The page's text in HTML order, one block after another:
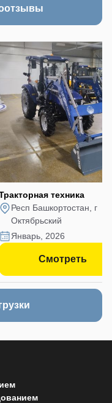
техника
Респ Башкортостан, г
Октябрьский
январь, 2026
Смотреть